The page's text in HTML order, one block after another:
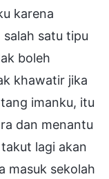
karena
satu tipu
boleh
khawatir jika
imanku, itu
dan menantu
lagi akan
masuk sekolah